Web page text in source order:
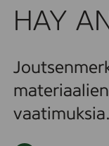
HAY
vaatimuksia.